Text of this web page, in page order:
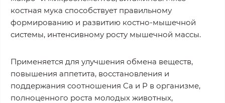
костная мука способствует правильному
формированию и развитию костно-мышечной
системы, интенсивному росту мышечной массы.
Применяется для улучшения обмена веществ,
повышения аппетита, восстановления и
поддержания соотношения Ca и P в организме,
полноценного роста молодых животных,